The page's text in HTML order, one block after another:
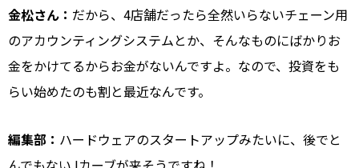
金松さん： だから、4店舗だったら全然いらないチェーン用
のアカウンティングシステムとか、そんなものにばかりお
金をかけてるからお金がないんですよ。なので、投資をも
らい始めたのも割と最近なんです。
編集部： ハードウェアのスタートアップみたいに、 後でと